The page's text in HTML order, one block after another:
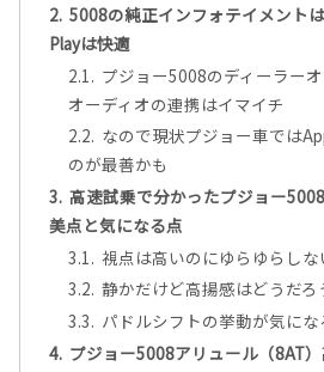
5008の純正インフォテイメント
Playは快適
プジョー5008のディーラー
オーディオの連携はイマイチ
なので現状プジョー車では
のが最善かも
高速試乗で分かったプジョー
美点と気になる点
視点は高いのにゆらゆらしな
静かだけど高揚感はどうだろ
パドルシフトの挙動が気にな
プジョー5008アリュール（8AT